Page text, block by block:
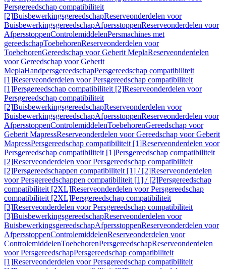
Persgereedschap compatibiliteit
[2]BuisbewerkingsgereedschapReserveonderdelen voor
BuisbewerkingsgereedschapAfpersstoppenReserveonderdelen voor
AfpersstoppenControlemiddelenPersmachines met
gereedschapToebehorenReserveonderdelen voor
ToebehorenGereedschap voor Geberit MeplaReserveonderdelen
voor Gereedschap voor Geberit
MeplaHandpersgereedschapPersgereedschap compatibiliteit
[1]Reserveonderdelen voor Persgereedschap compatibiliteit
[1]Persgereedschap compatibiliteit [2]Reserveonderdelen voor
Persgereedschap compatibiliteit
[2]BuisbewerkingsgereedschapReserveonderdelen voor
BuisbewerkingsgereedschapAfpersstoppenReserveonderdelen voor
AfpersstoppenControlemiddelenToebehorenGereedschap voor
Geberit MapressReserveonderdelen voor Gereedschap voor Geberit
MapressPersgereedschap compatibiliteit [1]Reserveonderdelen voor
Persgereedschap compatibiliteit [1]Persgereedschap compatibiliteit
[2]Reserveonderdelen voor Persgereedschap compatibiliteit
[2]Persgereedschappen compatibiliteit [1] / [2]Reserveonderdelen
voor Persgereedschappen compatibiliteit [1] / [2]Persgereedschap
compatibiliteit [2XL]Reserveonderdelen voor Persgereedschap
compatibiliteit [2XL]Persgereedschap compatibiliteit
[3]Reserveonderdelen voor Persgereedschap compatibiliteit
[3]BuisbewerkingsgereedschapReserveonderdelen voor
BuisbewerkingsgereedschapAfpersstoppenReserveonderdelen voor
AfpersstoppenControlemiddelenReserveonderdelen voor
ControlemiddelenToebehorenPersgereedschapReserveonderdelen
voor PersgereedschapPersgereedschap compatibiliteit
[1]Reserveonderdelen voor Persgereedschap compatibiliteit